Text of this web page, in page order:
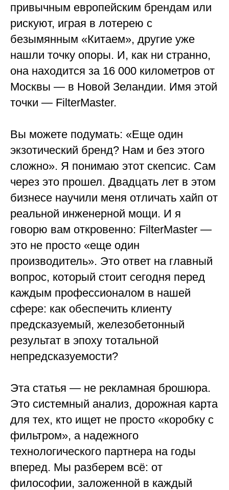
привычным европейским брендам или
рискуют, играя в лотерею с
безымянным «Китаем», другие уже
нашли точку опоры. И, как ни странно,
она находится за 16 000 километров от
Москвы — в Новой Зеландии. Имя этой
точки — FilterMaster.
Вы можете подумать: «Еще один
экзотический бренд? Нам и без этого
сложно». Я понимаю этот скепсис. Сам
через это прошел. Двадцать лет в этом
бизнесе научили меня отличать хайп от
реальной инженерной мощи. И я
говорю вам откровенно: FilterMaster —
это не просто «еще один
производитель». Это ответ на главный
вопрос, который стоит сегодня перед
каждым профессионалом в нашей
сфере: как обеспечить клиенту
предсказуемый, железобетонный
результат в эпоху тотальной
непредсказуемости?
Эта статья — не рекламная брошюра.
Это системный анализ, дорожная карта
для тех, кто ищет не просто «коробку с
фильтром», а надежного
технологического партнера на годы
вперед. Мы разберем всё: от
философии, заложенной в каждый